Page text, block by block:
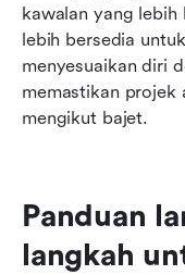
kawalan yang
lebih bersedia
menyesuaikan diri
memastikan projek
mengikut bajet.
Panduan
langkah